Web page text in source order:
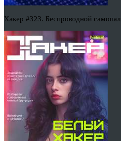
Хакер #323. Беспроводной самопал